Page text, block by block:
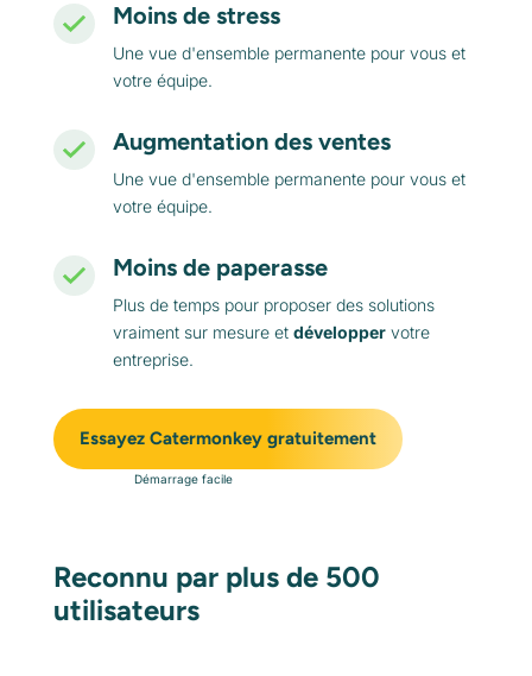
Moins de stress
Une vue d'ensemble permanente pour vous et
votre équipe.
Augmentation des ventes
Une vue d'ensemble permanente pour vous et
votre équipe.
Moins de paperasse
Plus de temps pour proposer des solutions
vraiment sur mesure et développervotre
entreprise.
Essayez Catermonkey gratuitement
Démarrage facile
Reconnu par plus de 500
utilisateurs